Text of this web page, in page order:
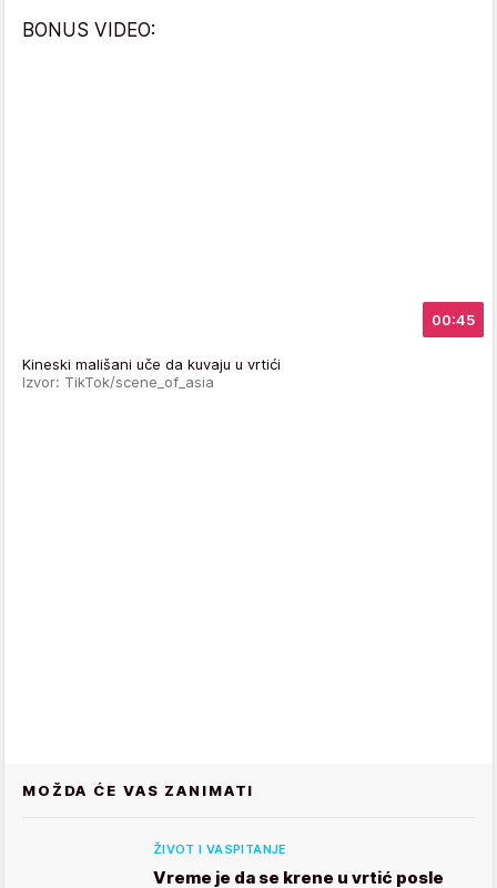
BONUS VIDEO:
00:45
Kineski mališani uče da kuvaju u vrtići
Izvor: TikTok/scene_of_asia
MOŽDA ĆE VAS ZANIMATI
ŽIVOT I VASPITANJE
Vreme je da se krene u vrtić posle